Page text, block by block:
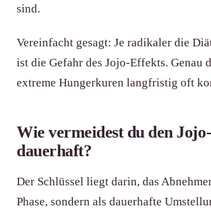
sind.
Vereinfacht gesagt: Je radikaler die
ist die Gefahr des Jojo-Effekts. Genau
extreme Hungerkuren langfristig oft
Wie vermeidest du den
dauerhaft?
Der Schlüssel liegt darin, das
Phase, sondern als dauerhafte